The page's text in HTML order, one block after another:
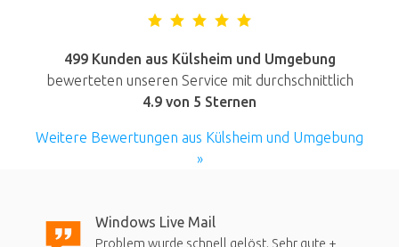
499 Kunden aus Külsheim und Umgebung
bewerteten unseren Service mit durchschnittlich
4.9 von 5 Sternen
Weitere Bewertungen aus Külsheim und Umgebung
»
Windows Live Mail
Problem wurde schnell gelöst. Sehr gute +